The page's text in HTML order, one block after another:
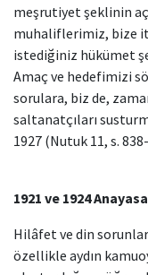
meşrutiyet şeklinin
muhaliflerimiz, bize
istediğiniz hükümet
Amaç ve hedefimizi
sorulara, biz de,
saltanatçıları
1927 (Nutuk 11, s.
1921 ve 1924
Hilâfet ve din
özellikle aydın